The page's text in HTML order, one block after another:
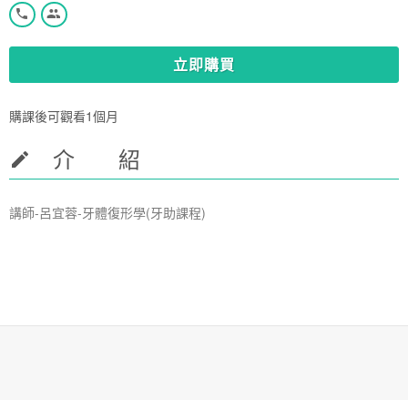
立即購買
購課後可觀看1個月
介 紹
講師-呂宜蓉-牙體復形學(牙助課程)